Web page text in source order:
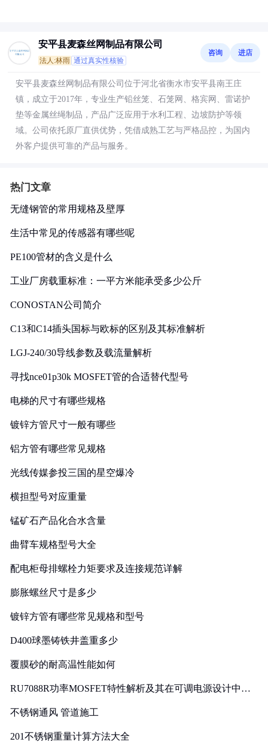
安平县麦森丝网制品有限公司
法人:林雨 通过真实性核验
咨询 进店
安平县麦森丝网制品有限公司位于河北省衡水市安平县南王庄
镇，成立于2017年，专业生产铅丝笼、石笼网、格宾网、雷诺护
垫等金属丝绳制品，产品广泛应用于水利工程、边坡防护等领
域。公司依托原厂直供优势，凭借成熟工艺与严格品控，为国内
外客户提供可靠的产品与服务。
热门文章
无缝钢管的常用规格及壁厚
生活中常见的传感器有哪些呢
PE100管材的含义是什么
工业厂房载重标准：一平方米能承受多少公斤
CONOSTAN公司简介
C13和C14插头国标与欧标的区别及其标准解析
LGJ-240/30导线参数及载流量解析
寻找nce01p30k MOSFET管的合适替代型号
电梯的尺寸有哪些规格
镀锌方管尺寸一般有哪些
铝方管有哪些常见规格
光线传媒参投三国的星空爆冷
横担型号对应重量
锰矿石产品化合水含量
曲臂车规格型号大全
配电柜母排螺栓力矩要求及连接规范详解
膨胀螺丝尺寸是多少
镀锌方管有哪些常见规格和型号
D400球墨铸铁井盖重多少
覆膜砂的耐高温性能如何
RU7088R功率MOSFET特性解析及其在可调电源设计中的
不锈钢通风 管道施工
201不锈钢重量计算方法大全